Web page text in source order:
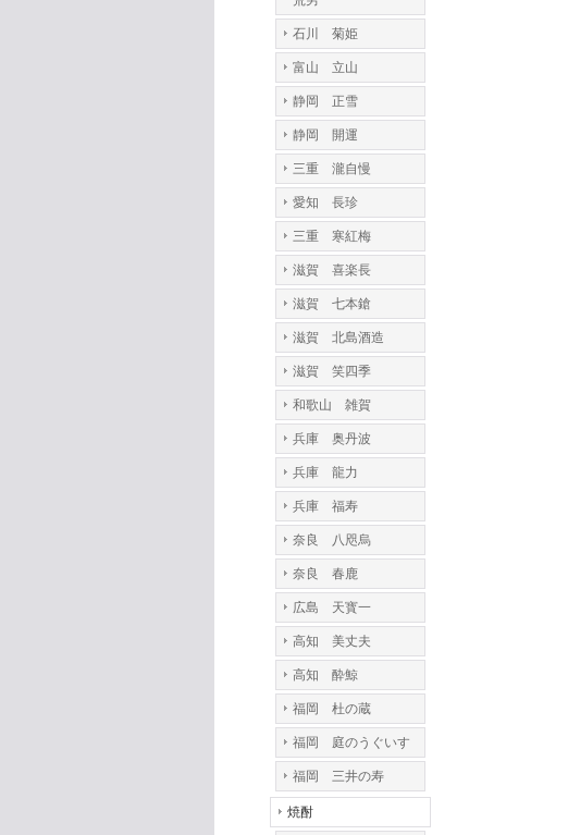
石川 菊姫
富山 立山
静岡 正雪
静岡 開運
三重 瀧自慢
愛知 長珍
三重 寒紅梅
滋賀 喜楽長
滋賀 七本鎗
滋賀 北島酒造
滋賀 笑四季
和歌山 雑賀
兵庫 奥丹波
兵庫 龍力
兵庫 福寿
奈良 八咫烏
奈良 春鹿
広島 天寳一
高知 美丈夫
高知 酔鯨
福岡 杜の蔵
福岡 庭のうぐいす
福岡 三井の寿
焼酎